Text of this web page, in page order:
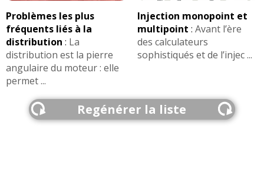
Problèmes les plus
fréquents liés à la
distribution : La
distribution est la pierre
angulaire du moteur : elle
permet ...
Injection monopoint et
multipoint : Avant l’ère
des calculateurs
sophistiqués et de l’injec ...
Regénérer la liste